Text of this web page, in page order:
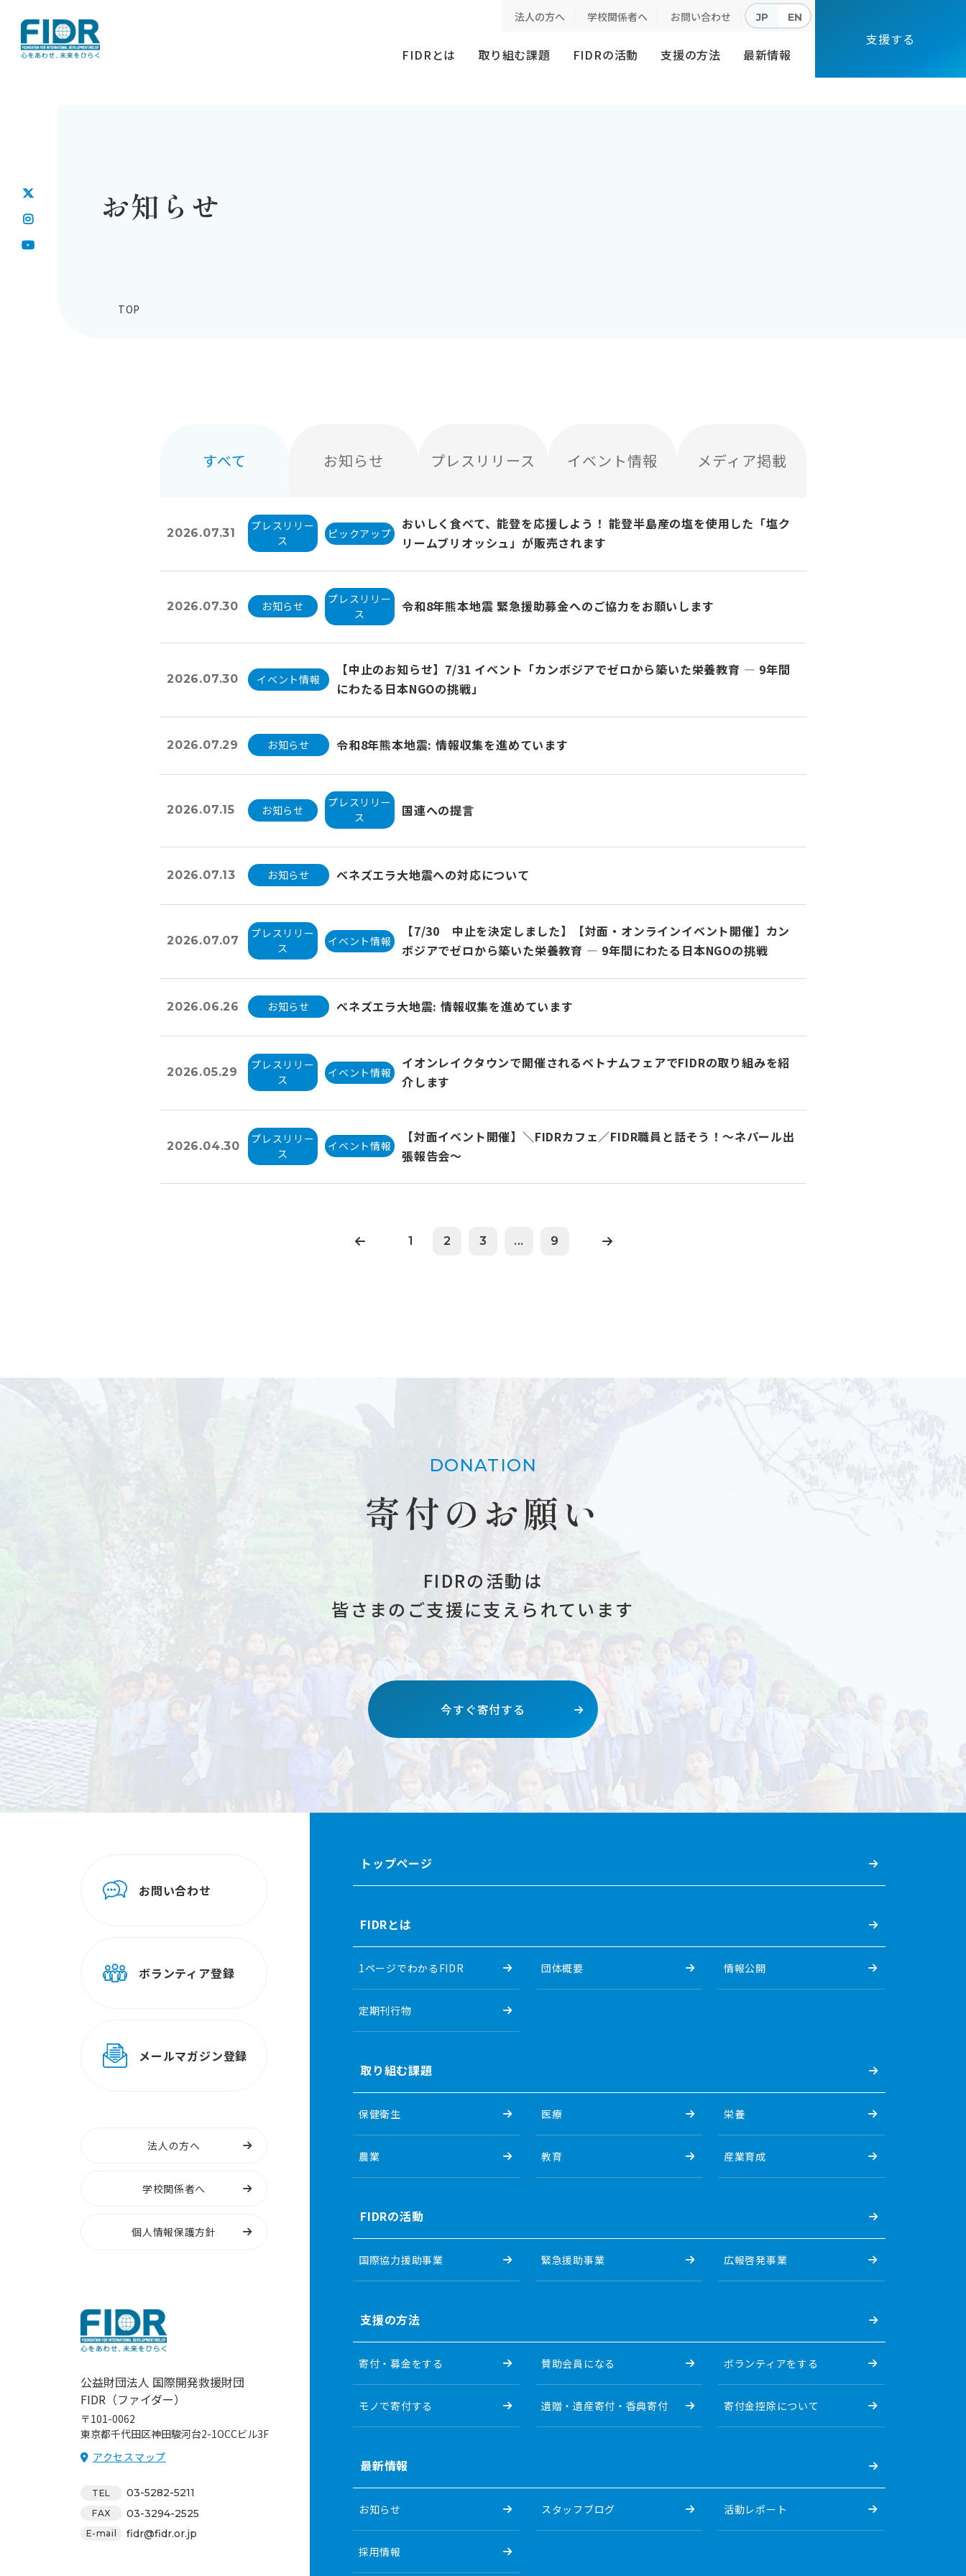
法人の方へ 学校関係者へ お問い合わせ JP EN
FIDRとは 取り組む課題 FIDRの活動 支援の方法 最新情報
支援する
お知らせ
TOP
すべて お知らせ プレスリリース イベント情報 メディア掲載
2026.07.31
プレスリリー
ス
ピックアップ
おいしく食べて、能登を応援しよう！ 能登半島産の塩を使用した「塩ク
リームブリオッシュ」が販売されます
2026.07.30 お知らせ
プレスリリー
ス
令和8年熊本地震 緊急援助募金へのご協力をお願いします
2026.07.30 イベント情報
【中止のお知らせ】7/31 イベント「カンボジアでゼロから築いた栄養教育 ― 9年間
にわたる日本NGOの挑戦」
2026.07.29 お知らせ 令和8年熊本地震: 情報収集を進めています
2026.07.15 お知らせ
プレスリリー
ス
国連への提言
2026.07.13 お知らせ ベネズエラ大地震への対応について
2026.07.07
プレスリリー
ス
イベント情報
【7/30 中止を決定しました】【対面・オンラインイベント開催】カン
ボジアでゼロから築いた栄養教育 ― 9年間にわたる日本NGOの挑戦
2026.06.26 お知らせ ベネズエラ大地震: 情報収集を進めています
2026.05.29
プレスリリー
ス
イベント情報
イオンレイクタウンで開催されるベトナムフェアでFIDRの取り組みを紹
介します
2026.04.30
プレスリリー
ス
イベント情報
【対面イベント開催】＼FIDRカフェ／FIDR職員と話そう！～ネパール出
張報告会〜
1 2 3 ... 9
DONATION
寄付のお願い
FIDRの活動は
皆さまのご支援に支えられています
今すぐ寄付する
お問い合わせ
ボランティア登録
メールマガジン登録
法人の方へ
学校関係者へ
個人情報保護方針
公益財団法人 国際開発救援財団
FIDR（ファイダー）
〒101-0062
東京都千代田区神田駿河台2-1OCCビル3F
アクセスマップ
TEL 03-5282-5211
FAX 03-3294-2525
E-mail fidr@fidr.or.jp
トップページ
FIDRとは
1ページでわかるFIDR 団体概要 情報公開
定期刊行物
取り組む課題
保健衛生 医療 栄養
農業 教育 産業育成
FIDRの活動
国際協力援助事業 緊急援助事業 広報啓発事業
支援の方法
寄付・募金をする 賛助会員になる ボランティアをする
モノで寄付する 遺贈・遺産寄付・香典寄付 寄付金控除について
最新情報
お知らせ スタッフブログ 活動レポート
採用情報